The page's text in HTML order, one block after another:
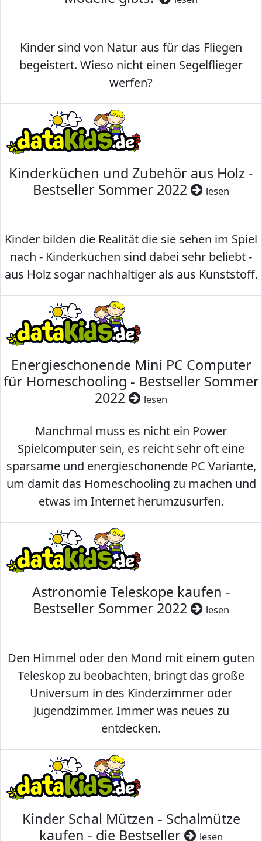
Kinder sind von Natur aus für das Fliegen
begeistert. Wieso nicht einen Segelflieger
werfen?
Kinderküchen und Zubehör aus Holz -
Bestseller Sommer 2022
lesen
Kinder bilden die Realität die sie sehen im Spiel
nach - Kinderküchen sind dabei sehr beliebt -
aus Holz sogar nachhaltiger als aus Kunststoff.
Energieschonende Mini PC Computer
für Homeschooling - Bestseller Sommer
2022
lesen
Manchmal muss es nicht ein Power
Spielcomputer sein, es reicht sehr oft eine
sparsame und energieschonende PC Variante,
um damit das Homeschooling zu machen und
etwas im Internet herumzusurfen.
Astronomie Teleskope kaufen -
Bestseller Sommer 2022
lesen
Den Himmel oder den Mond mit einem guten
Teleskop zu beobachten, bringt das große
Universum in des Kinderzimmer oder
Jugendzimmer. Immer was neues zu
entdecken.
Kinder Schal Mützen - Schalmütze
kaufen - die Bestseller
lesen